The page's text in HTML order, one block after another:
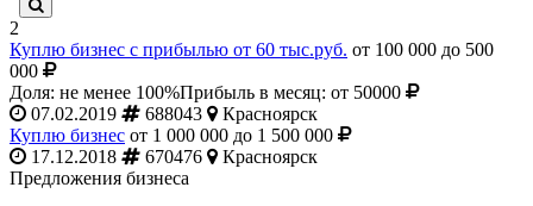
2
Куплю бизнес с прибылью от 60 тыс.руб. от 100 000 до 500
000
Доля: не менее 100%Прибыль в месяц: от 50000
07.02.2019
688043
Красноярск
Куплю бизнес от 1 000 000 до 1 500 000
17.12.2018
670476
Красноярск
Предложения бизнеса